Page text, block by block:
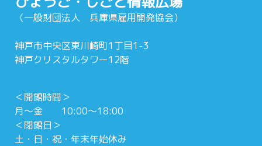
（一般財団法人 兵庫県雇用開発協会）
神戸市中央区東川崎町1丁目1-3
神戸クリスタルタワー12階
＜開館時間＞
月～金 10:00～18:00
＜閉館日＞
土・日・祝・年末年始休み